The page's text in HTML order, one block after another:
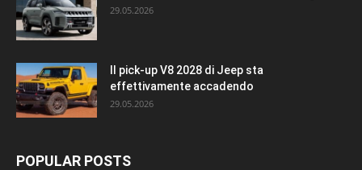
29.05.2026
Il pick-up V8 2028 di Jeep sta
effettivamente accadendo
29.05.2026
POPULAR POSTS